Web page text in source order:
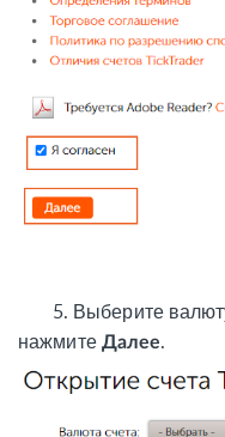
5. Выберите
нажмитеДалее.